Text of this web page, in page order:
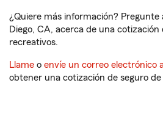
¿Quiere más información? Pregunte
Diego, CA, acerca de una cotización
recreativos.
Llame o envíe un correo electrónico
obtener una cotización de seguro